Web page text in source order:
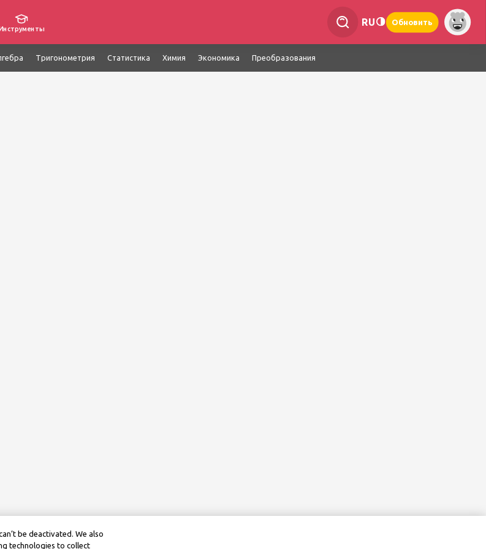
RU Обновить
Тригонометрия Статистика Химия Экономика Преобразования
be deactivated. We also
technologies to collect